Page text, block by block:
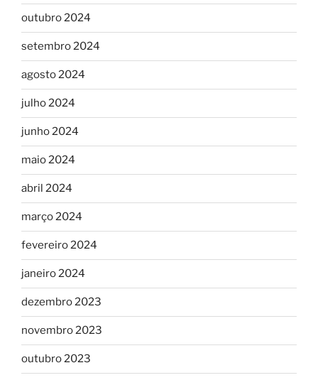
outubro 2024
setembro 2024
agosto 2024
julho 2024
junho 2024
maio 2024
abril 2024
março 2024
fevereiro 2024
janeiro 2024
dezembro 2023
novembro 2023
outubro 2023